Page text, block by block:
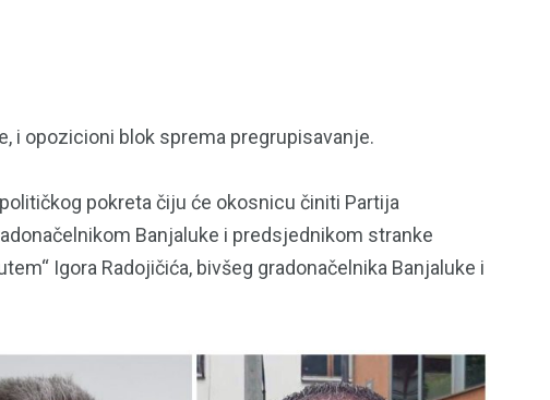
i opozicioni blok sprema pregrupisavanje.
pokreta čiju će okosnicu činiti Partija
Banjaluke i predsjednikom stranke
Igora Radojičića, bivšeg gradonačelnika Banjaluke i